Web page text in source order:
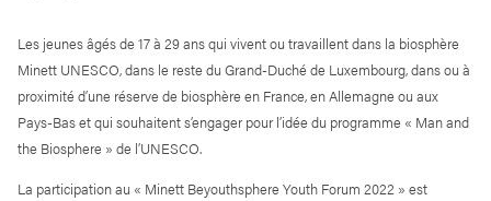
Les jeunes âgés de 17 à 29 ans qui vivent ou travaillent dans la biosphère
Minett UNESCO, dans le reste du Grand-Duché de Luxembourg, dans ou à
proximité d’une réserve de biosphère en France, en Allemagne ou aux
Pays-Bas et qui souhaitent s’engager pour l’idée du programme « Man and
the Biosphere » de l’UNESCO.
La participation au « Minett Beyouthsphere Youth Forum 2022 » est